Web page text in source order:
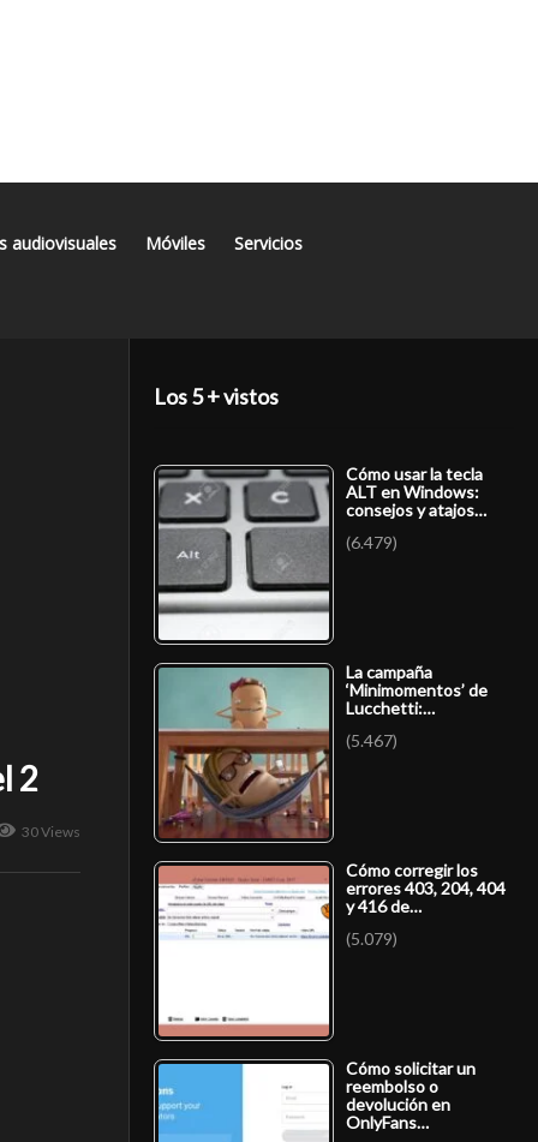
audiovisuales Móviles Servicios
2
30 Views
Los 5 + vistos
Cómo usar la tecla
ALT en Windows:
consejos y atajos…
(6.479)
La campaña
‘Minimomentos’ de
Lucchetti:…
(5.467)
Cómo corregir los
errores 403, 204, 404
y 416 de…
(5.079)
Cómo solicitar un
reembolso o
devolución en
OnlyFans…